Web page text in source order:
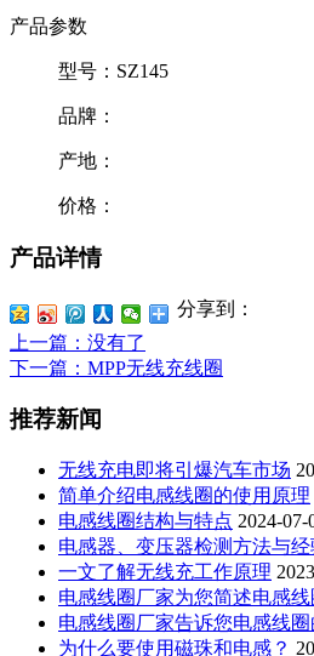
产品参数
型号： SZ145
品牌：
产地：
价格：
产品详情
分享到：
上一篇 ：没有了
下一篇 ：MPP无线充线圈
推荐新闻
无线充电即将引爆汽车市场
简单介绍电感线圈的使用原理
电感线圈结构与特点 2024-07-
电感器、变压器检测方法与经
一文了解无线充工作原理
电感线圈厂家为您简述电感
电感线圈厂家告诉您电感线圈
为什么要使用磁珠和电感？